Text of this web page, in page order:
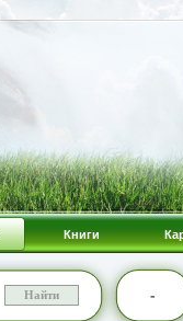
Книги
-